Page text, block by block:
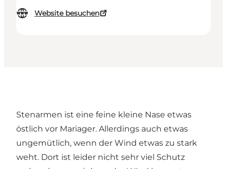
Website besuchen
Stenarmen ist eine feine kleine Nase etwas
östlich vor Mariager. Allerdings auch etwas
ungemütlich, wenn der Wind etwas zu stark
weht. Dort ist leider nicht sehr viel Schutz